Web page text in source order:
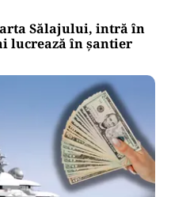
Sălajului, intră în
lucrează în șantier